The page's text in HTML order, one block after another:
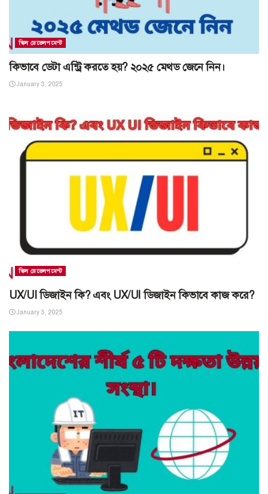
স্কিল ডেভেলপমেন্ট
কিভাবে ডেটা এন্ট্রি করতে হয়? ২০২৫ মেথড জেনে নিন।
January 3, 2025
স্কিল ডেভেলপমেন্ট
UX/UI ডিজাইন কি? এবং UX/UI ডিজাইন কিভাবে কাজ করে?
January 3, 2025